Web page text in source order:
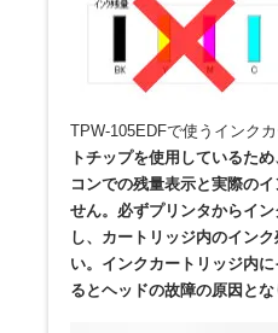
TPW-105EDFで使うインク
トチップを使用しているた
コンでの残量表示と実際の
せん。必ずプリンタからイ
し、カートリッジ内のイン
い。インクカートリッジ内
るとヘッドの故障の原因とな